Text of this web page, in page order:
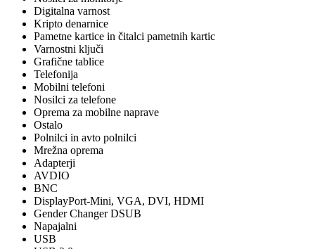
Digitalna varnost
Kripto denarnice
Pametne kartice in čitalci pametnih kartic
Varnostni ključi
Grafične tablice
Telefonija
Mobilni telefoni
Nosilci za telefone
Oprema za mobilne naprave
Ostalo
Polnilci in avto polnilci
Mrežna oprema
Adapterji
AVDIO
BNC
DisplayPort-Mini, VGA, DVI, HDMI
Gender Changer DSUB
Napajalni
USB